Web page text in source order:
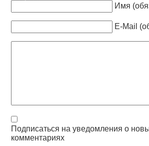
Имя
E-Mail
Подписаться на уведомления о
комментариях